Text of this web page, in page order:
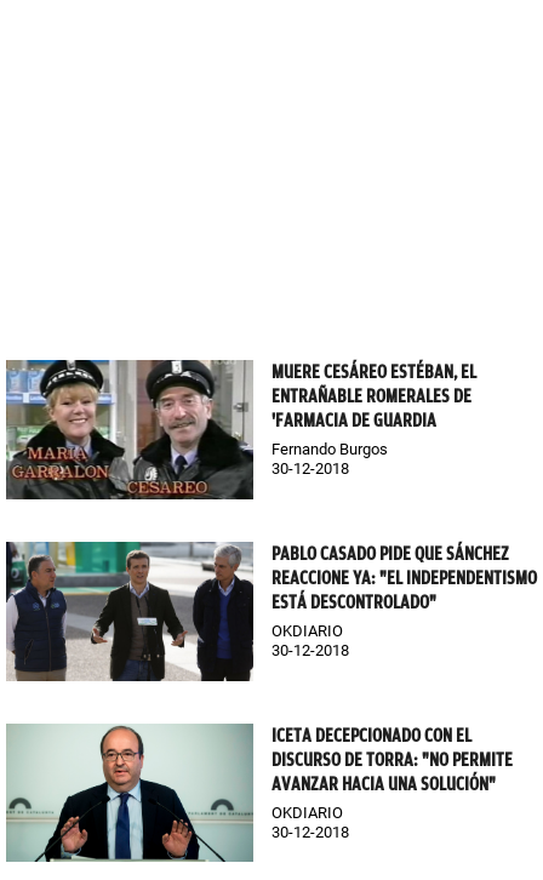
MUERE CESÁREO ESTÉBAN, EL
ENTRAÑABLE ROMERALES DE
'FARMACIA DE GUARDIA
Fernando Burgos
30-12-2018
PABLO CASADO PIDE QUE SÁNCHEZ
REACCIONE YA: "EL INDEPENDENTISMO
ESTÁ DESCONTROLADO"
OKDIARIO
30-12-2018
ICETA DECEPCIONADO CON EL
DISCURSO DE TORRA: "NO PERMITE
AVANZAR HACIA UNA SOLUCIÓN"
OKDIARIO
30-12-2018